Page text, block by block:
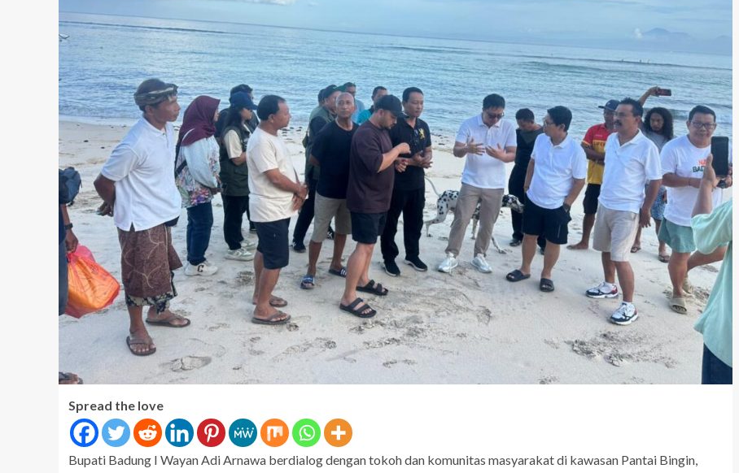
Spread the love
Bupati Badung I Wayan Adi Arnawa berdialog dengan tokoh dan komunitas masyarakat di kawasan Pantai Bingin,